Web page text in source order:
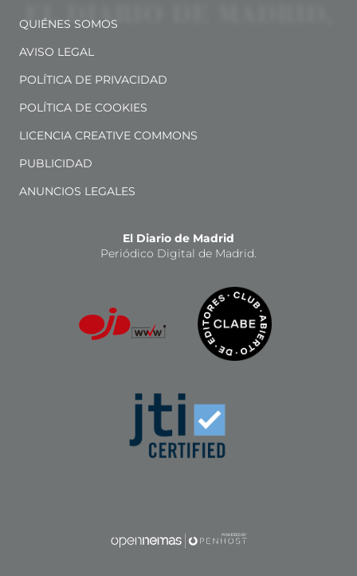
QUIÉNES SOMOS
AVISO LEGAL
POLÍTICA DE PRIVACIDAD
POLÍTICA DE COOKIES
LICENCIA CREATIVE COMMONS
PUBLICIDAD
ANUNCIOS LEGALES
El Diario de Madrid
Periódico Digital de Madrid.